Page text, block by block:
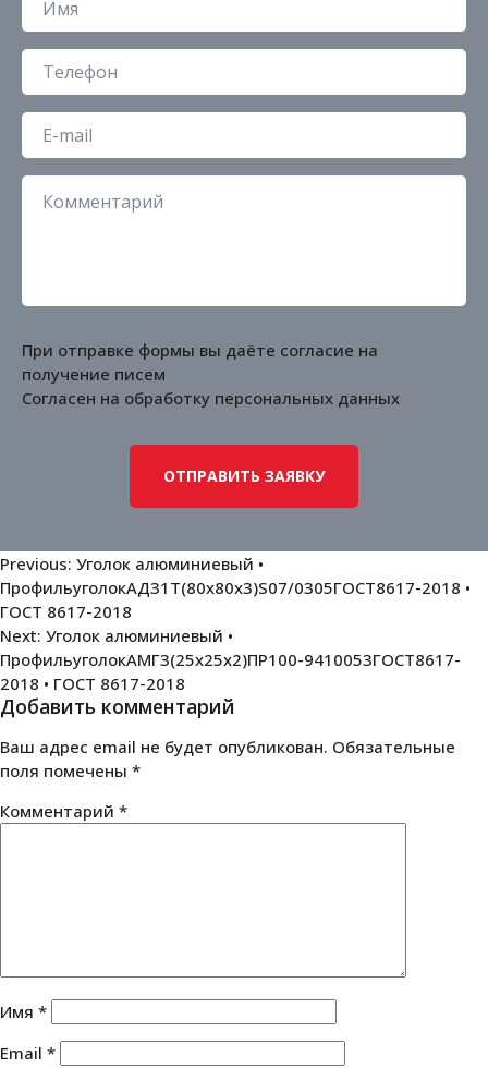
При отправке формы вы даёте согласие на
получение писем
Согласен на обработку персональных данных
Навигация
по
записям
Previous: Уголок алюминиевый •
ПрофильуголокАД31Т(80х80х3)S07/0305ГОСТ8617-2018 •
ГОСТ 8617-2018
Next: Уголок алюминиевый •
ПрофильуголокАМГ3(25х25х2)ПР100-9410053ГОСТ8617-
2018 • ГОСТ 8617-2018
Добавить комментарий
Ваш адрес email не будет опубликован. Обязательные
поля помечены *
Комментарий *
Имя *
Email *